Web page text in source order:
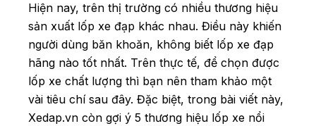
Hiện nay, trên thị trường có nhiều thương hiệu
sản xuất lốp xe đạp khác nhau. Điều này khiến
người dùng băn khoăn, không biết lốp xe đạp
hãng nào tốt nhất. Trên thực tế, để chọn được
lốp xe chất lượng thì bạn nên tham khảo một
vài tiêu chí sau đây. Đặc biệt, trong bài viết này,
Xedap.vn còn gợi ý 5 thương hiệu lốp xe nổi